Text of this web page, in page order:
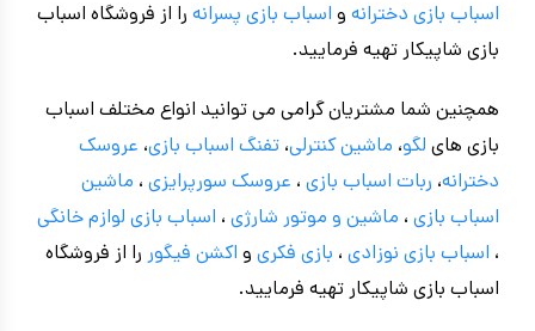
اسباب بازی دخترانه و اسباب بازی پسرانه را از فروشگاه اسباب
بازی شاپیکار تهیه فرمایید.
همچنین شما مشتریان گرامی می توانید انواع مختلف اسباب
بازی های لگو، ماشین کنترلی، تفنگ اسباب بازی، عروسک
دخترانه، ربات اسباب بازی ، عروسک سورپرایزی ، ماشین
اسباب بازی ، ماشین و موتور شارژی ، اسباب بازی لوازم خانگی
، اسباب بازی نوزادی ، بازی فکری و اکشن فیگور را از فروشگاه
اسباب بازی شاپیکار تهیه فرمایید.